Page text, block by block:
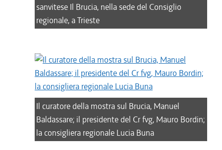
sanvitese Il Brucia, nella sede del Consiglio
regionale, a Trieste
Il curatore della mostra sul Brucia, Manuel
Baldassare; il presidente del Cr fvg, Mauro Bordin;
la consigliera regionale Lucia Buna